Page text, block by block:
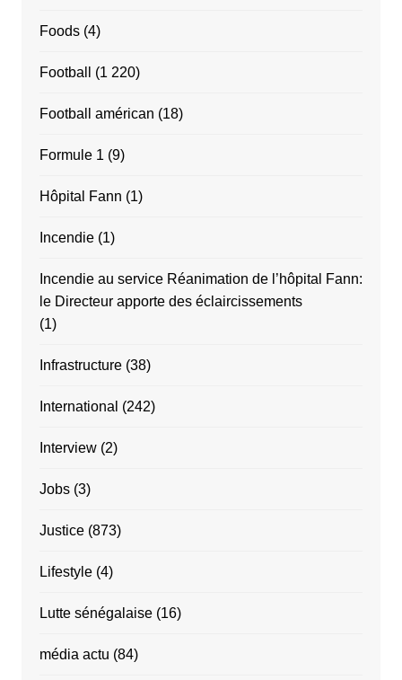
Foods(4)
Football (1 220)
Football américan (18)
Formule 1 (9)
Hôpital Fann (1)
Incendie(1)
Incendie au service Réanimation de l’hôpital Fann:
le Directeur apporte des éclaircissements
(1)
Infrastructure(38)
International (242)
Interview(2)
Jobs(3)
Justice(873)
Lifestyle(4)
Lutte sénégalaise(16)
média actu (84)